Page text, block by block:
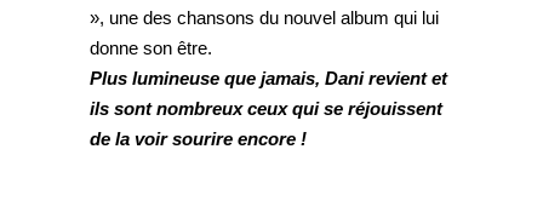
», une des chansons du nouvel album qui lui
donne son être.
Plus lumineuse que jamais, Dani revient et
ils sont nombreux ceux qui se réjouissent
de la voir sourire encore !